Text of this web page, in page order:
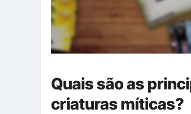
Quais são as
criaturas míticas?